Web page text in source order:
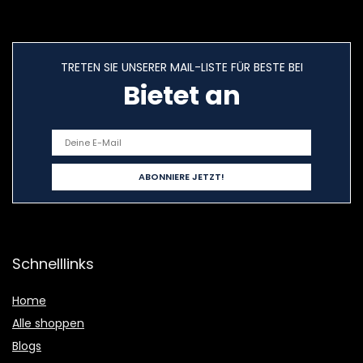
TRETEN SIE UNSERER MAIL-LISTE FÜR BESTE BEI
Bietet an
Schnelllinks
Home
Alle shoppen
Blogs